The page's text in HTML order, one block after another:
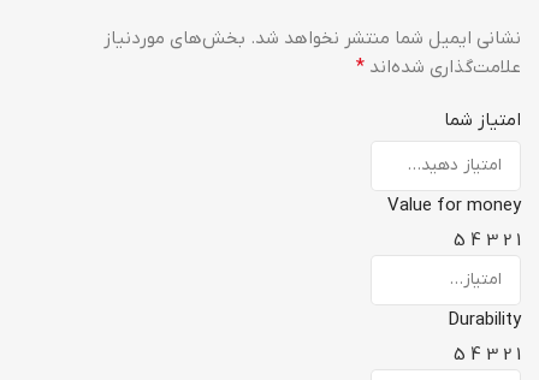
نشانی ایمیل شما منتشر نخواهد شد. بخش‌های موردنیاز
علامت‌گذاری شده‌اند *
امتیاز شما
Value for money
1
2
3
4
5
Durability
1
2
3
4
5